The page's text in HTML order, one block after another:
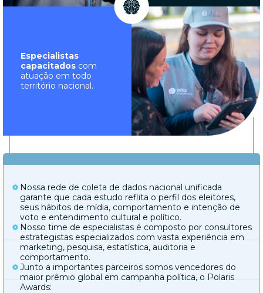
Especialistas
capacitados com
atuação em todo
território nacional.
Nossa rede de coleta de dados nacional unificada
garante que cada estudo reflita o perfil dos eleitores,
seus hábitos de mídia, comportamento e intenção de
voto e entendimento cultural e político.
Nosso time de especialistas é composto por consultores
estrategistas especializados com vasta experiência em
marketing, pesquisa, estatística, auditoria e
comportamento.
Junto a importantes parceiros somos vencedores do
maior prêmio global em campanha política, o Polaris
Awards: